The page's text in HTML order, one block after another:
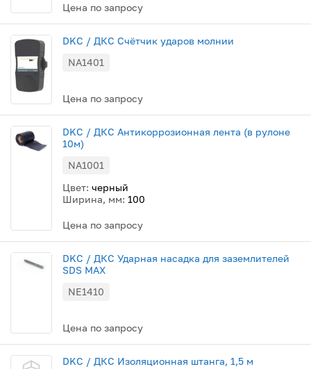
Цена по запросу
DKC / ДКС Счётчик ударов молнии
NA1401
Цена по запросу
DKC / ДКС Антикоррозионная лента (в рулоне
10м)
NA1001
Цвет: черный
Ширина, мм: 100
Цена по запросу
DKC / ДКС Ударная насадка для заземлителей
SDS MAX
NE1410
Цена по запросу
DKC / ДКС Изоляционная штанга, 1,5 м